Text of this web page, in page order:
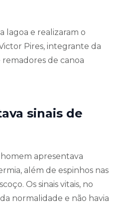
lagoa e realizaram o
Pires, integrante da
remadores de canoa
sinais de
apresentava
além de espinhos nas
Os sinais vitais, no
normalidade e não havia